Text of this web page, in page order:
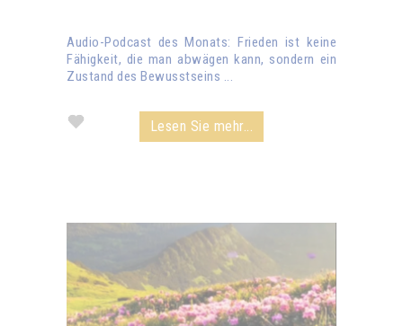
Audio-Podcast des Monats: Frieden ist keine
Fähigkeit, die man abwägen kann, sondern ein
Zustand des Bewusstseins ...
Lesen Sie mehr...